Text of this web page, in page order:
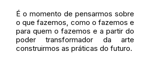
É o momento de pensarmos sobre
o que fazemos, como o fazemos e
para quem o fazemos e a partir do
poder transformador da arte
construirmos as práticas do futuro.